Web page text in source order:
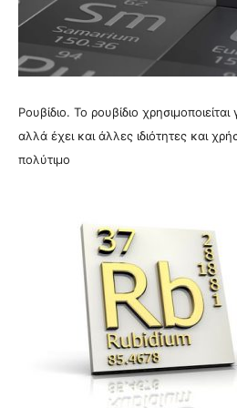
Ρουβίδιο. Το ρουβίδιο
αλλά έχει και άλλες ιδιότητες και
πολύτιμο